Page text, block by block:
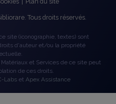
Tous droits réservés.
site (iconographie, textes) sont
d'auteur et/ou la propriété
et Services de ce site peut
de ces droits.
Labs et Apex Assistance